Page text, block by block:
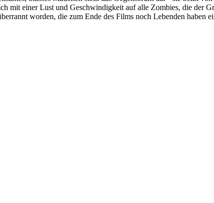
mit einer Lust und Geschwindigkeit auf alle Zombies, die der
worden, die zum Ende des Films noch Lebenden haben